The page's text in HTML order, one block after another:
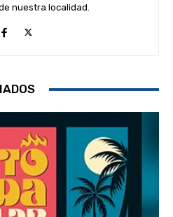
nuestra localidad.